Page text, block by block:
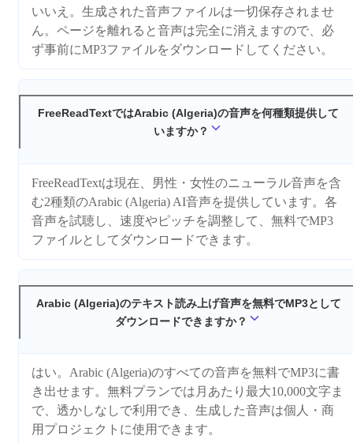
いいえ。生成された音声ファイルは一切保存されませ
ん。ページを離れると音声は完全に消えますので、必
ず事前にMP3ファイルをダウンロードしてください。
FreeReadTextではArabic (Algeria)の音声を何種類提供して
いますか？
FreeReadTextは現在、男性・女性のニューラル音声を含
む2種類のArabic (Algeria) AI音声を提供しています。各
音声を試聴し、速度やピッチを調整して、無料でMP3
ファイルとしてダウンロードできます。
Arabic (Algeria)のテキスト読み上げ音声を無料でMP3として
ダウンロードできますか？
はい。Arabic (Algeria)のすべての音声を無料でMP3に書
き出せます。無料プランでは月あたり最大10,000文字ま
で、透かしなしで利用でき、生成した音声は個人・商
用プロジェクトに使用できます。